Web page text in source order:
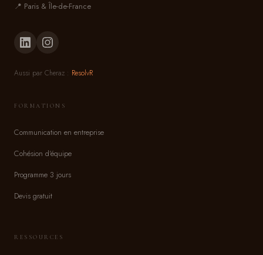
📍 Paris & Île-de-France
Aussi par Cheraz : ResolvR
FORMATIONS
Communication en entreprise
Cohésion d'équipe
Programme 3 jours
Devis gratuit
RESSOURCES